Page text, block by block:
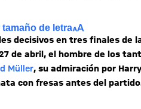
de letra
decisivos en tres finales de
de abril, el hombre de los
Müller, su admiración por
con fresas antes del